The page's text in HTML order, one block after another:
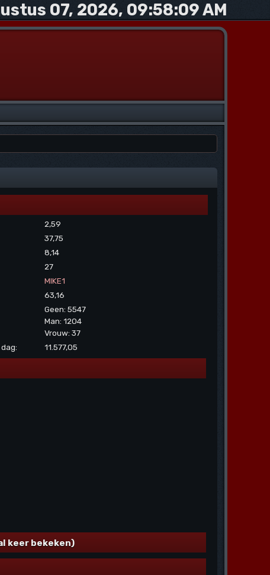
07, 2026, 09:58:09 AM
2,59
37,75
8,14
27
MIKE1
63,16
Geen: 5547
Man: 1204
Vrouw: 37
11.577,05
keer bekeken)